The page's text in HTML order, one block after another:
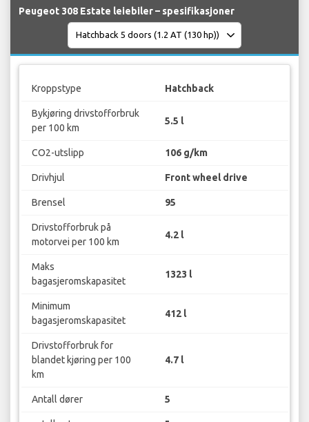
Peugeot 308 Estate leiebiler – spesifikasjoner
Kroppstype Hatchback
Bykjøring drivstofforbruk
per 100 km
5.5 l
CO2-utslipp 106 g/km
Drivhjul Front wheel drive
Brensel 95
Drivstofforbruk på
motorvei per 100 km
4.2 l
Maks
bagasjeromskapasitet
1323 l
Minimum
bagasjeromskapasitet
412 l
Drivstofforbruk for
blandet kjøring per 100
km
4.7 l
Antall dører 5